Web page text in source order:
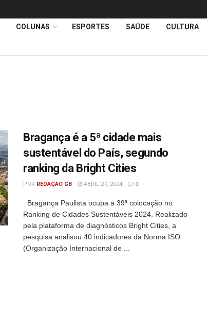
COLUNAS ESPORTES SAÚDE CULTURA
Bragança é a 5ª cidade mais
sustentável do País, segundo
ranking da Bright Cities
POR REDAÇÃO GB ABRIL 27, 2024 0
Bragança Paulista ocupa a 39ª colocação no
Ranking de Cidades Sustentáveis 2024. Realizado
pela plataforma de diagnósticos Bright Cities, a
pesquisa analisou 40 indicadores da Norma ISO
(Organização Internacional de ...